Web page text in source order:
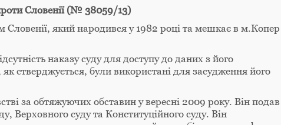
Словенії (№ 38059/13)
який народився у 1982 році та мешкає в м.Копер
наказу суду для доступу до даних з його
стверджується, були використані для засудження його
за обтяжуючих обставин у вересні 2009 року. Він подав
Верховного суду та Конституційного суду. Він